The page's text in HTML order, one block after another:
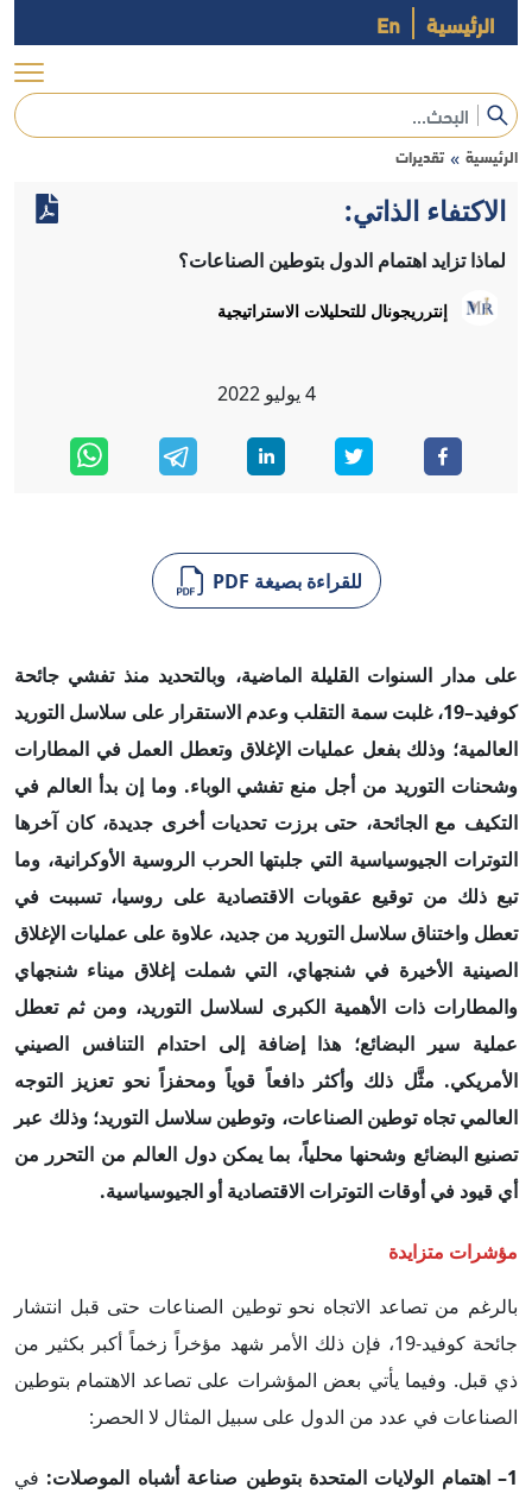
الرئيسية En
الرئيسية » تقديرات
الاكتفاء الذاتي:
لماذا تزايد اهتمام الدول بتوطين الصناعات؟
إنترريجونال للتحليلات الاستراتيجية
4 يوليو 2022
للقراءة بصيغة PDF
على مدار السنوات القليلة الماضية، وبالتحديد منذ تفشي جائحة
كوفيد–19، غلبت سمة التقلب وعدم الاستقرار على سلاسل التوريد
العالمية؛ وذلك بفعل عمليات الإغلاق وتعطل العمل في المطارات
وشحنات التوريد من أجل منع تفشي الوباء. وما إن بدأ العالم في
التكيف مع الجائحة، حتى برزت تحديات أخرى جديدة، كان آخرها
التوترات الجيوسياسية التي جلبتها الحرب الروسية الأوكرانية، وما
تبع ذلك من توقيع عقوبات الاقتصادية على روسيا، تسببت في
تعطل واختناق سلاسل التوريد من جديد، علاوة على عمليات الإغلاق
الصينية الأخيرة في شنجهاي، التي شملت إغلاق ميناء شنجهاي
والمطارات ذات الأهمية الكبرى لسلاسل التوريد، ومن ثم تعطل
عملية سير البضائع؛ هذا إضافة إلى احتدام التنافس الصيني
الأمريكي. مثَّل ذلك وأكثر دافعاً قوياً ومحفزاً نحو تعزيز التوجه
العالمي تجاه توطين الصناعات، وتوطين سلاسل التوريد؛ وذلك عبر
تصنيع البضائع وشحنها محلياً، بما يمكن دول العالم من التحرر من
أي قيود في أوقات التوترات الاقتصادية أو الجيوسياسية.
مؤشرات متزايدة
بالرغم من تصاعد الاتجاه نحو توطين الصناعات حتى قبل انتشار
جائحة كوفيد-19، فإن ذلك الأمر شهد مؤخراً زخماً أكبر بكثير من
ذي قبل. وفيما يأتي بعض المؤشرات على تصاعد الاهتمام بتوطين
الصناعات في عدد من الدول على سبيل المثال لا الحصر:
1– اهتمام الولايات المتحدة بتوطين صناعة أشباه الموصلات:
في